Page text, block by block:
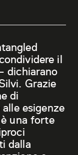
il
dichiarano
Grazie
di
esigenze
una forte
dalla